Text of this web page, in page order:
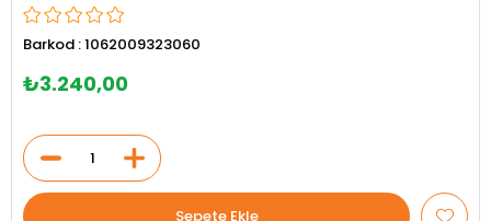
Barkod :1062009323060
₺3.240,00